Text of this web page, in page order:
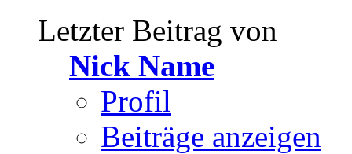
Letzter Beitrag von
Nick Name
Profil
Beiträge anzeigen